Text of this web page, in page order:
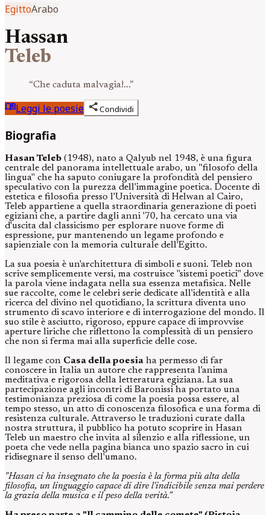
EgittoArabo
Hassan
Teleb
“Che caduta malvagia!...”
menu_bookLeggi le poesie shareCondividi
Biografia
Hasan Teleb (1948), nato a Qalyub nel 1948, è una figura
centrale del panorama intellettuale arabo, un "filosofo della
lingua" che ha saputo coniugare la profondità del pensiero
speculativo con la purezza dell'immagine poetica. Docente di
estetica e filosofia presso l'Università di Helwan al Cairo,
Teleb appartiene a quella straordinaria generazione di poeti
egiziani che, a partire dagli anni '70, ha cercato una via
d'uscita dal classicismo per esplorare nuove forme di
espressione, pur mantenendo un legame profondo e
sapienziale con la memoria culturale dell'Egitto.
La sua poesia è un'architettura di simboli e suoni. Teleb non
scrive semplicemente versi, ma costruisce "sistemi poetici" dove
la parola viene indagata nella sua essenza metafisica. Nelle
sue raccolte, come le celebri serie dedicate all'identità e alla
ricerca del divino nel quotidiano, la scrittura diventa uno
strumento di scavo interiore e di interrogazione del mondo. Il
suo stile è asciutto, rigoroso, eppure capace di improvvise
aperture liriche che riflettono la complessità di un pensiero
che non si ferma mai alla superficie delle cose.
Il legame con Casa della poesia ha permesso di far
conoscere in Italia un autore che rappresenta l'anima
meditativa e rigorosa della letteratura egiziana. La sua
partecipazione agli incontri di Baronissi ha portato una
testimonianza preziosa di come la poesia possa essere, al
tempo stesso, un atto di conoscenza filosofica e una forma di
resistenza culturale. Attraverso le traduzioni curate dalla
nostra struttura, il pubblico ha potuto scoprire in Hasan
Teleb un maestro che invita al silenzio e alla riflessione, un
poeta che vede nella pagina bianca uno spazio sacro in cui
ridisegnare il senso dell'umano.
"Hasan ci ha insegnato che la poesia è la forma più alta della
filosofia, un linguaggio capace di dire l'indicibile senza mai perdere
la grazia della musica e il peso della verità."